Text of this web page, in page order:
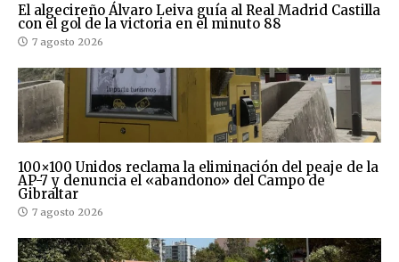
El algecireño Álvaro Leiva guía al Real Madrid Castilla
con el gol de la victoria en el minuto 88
7 agosto 2026
100×100 Unidos reclama la eliminación del peaje de la
AP-7 y denuncia el «abandono» del Campo de
Gibraltar
7 agosto 2026